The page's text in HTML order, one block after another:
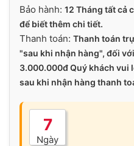
Bảo hành: 12 Tháng tất cả
để biết thêm chi tiết.
Thanh toán: Thanh toán
"sau khi nhận hàng", đối
3.000.000đ Quý khách vui
sau khi nhận hàng thanh
7
Ngày